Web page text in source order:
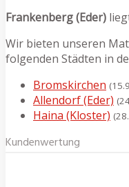
Frankenberg (Eder)
Wir bieten unseren
folgenden Städten in
Bromskirchen
Allendorf (Eder)
Haina (Kloster)
Kundenwertung